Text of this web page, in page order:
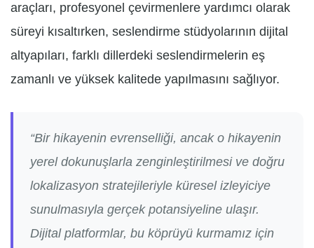
araçları, profesyonel çevirmenlere yardımcı olarak
süreyi kısaltırken, seslendirme stüdyolarının dijital
altyapıları, farklı dillerdeki seslendirmelerin eş
zamanlı ve yüksek kalitede yapılmasını sağlıyor.
“Bir hikayenin evrenselliği, ancak o hikayenin
yerel dokunuşlarla zenginleştirilmesi ve doğru
lokalizasyon stratejileriyle küresel izleyiciye
sunulmasıyla gerçek potansiyeline ulaşır.
Dijital platformlar, bu köprüyü kurmamız için